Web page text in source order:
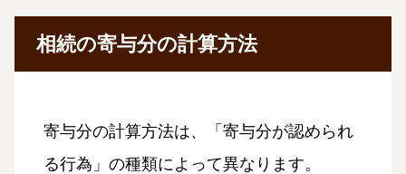
相続の寄与分の計算方法
寄与分の計算方法は、「寄与分が認められ
る行為」の種類によって異なります。